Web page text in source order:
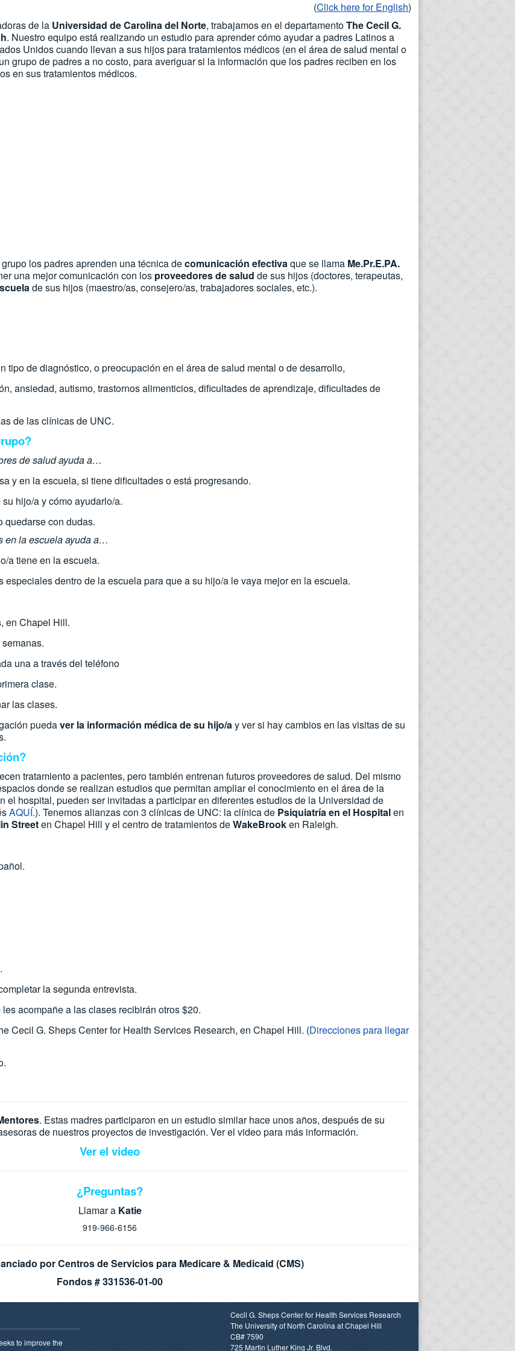
(Click here for English)
de la Universidad de Carolina del Norte, trabajamos en el departamentoThe Cecil G.
. Nuestro equipo está realizando un estudio para aprender cómo ayudar a padres Latinos a
Unidos cuando llevan a sus hijos para tratamientos médicos (en el área de salud mental o
grupo de padres a no costo, para averiguar si la información que los padres reciben en los
en sus tratamientos médicos.
los padres aprenden una técnica decomunicación efectivaque se llama Me.Pr.E.PA.
una mejor comunicación con los proveedores de salud de sus hijos (doctores, terapeutas,
de sus hijos (maestro/as, consejero/as, trabajadores sociales, etc.).
tipo de diagnóstico, o preocupación en el área de salud mental o de desarrollo,
ansiedad, autismo, trastornos alimenticios, dificultades de aprendizaje, dificultades de
de las clínicas de UNC.
de salud ayuda a…
y en la escuela, si tiene dificultades o está progresando.
hijo/a y cómo ayudarlo/a.
quedarse con dudas.
en la escuela ayuda a…
a tiene en la escuela.
dentro de la escuela para que a su hijo/a le vaya mejor en la escuela.
, en Chapel Hill.
una a través del teléfono
clase.
las clases.
puedaver la información médica de su hijo/ay ver si hay cambios en las visitas de su
tratamiento a pacientes, pero también entrenan futuros proveedores de salud. Del mismo
donde se realizan estudios que permitan ampliar el conocimiento en el área de la
el hospital, pueden ser invitadas a participar en diferentes estudios de la Universidad de
AQUÍ.). Tenemos alianzas con 3 clínicas de UNC: la clínica de Psiquiatría en el Hospitalen
Streeten Chapel Hill y el centro de tratamientos deWakeBrooken Raleigh.
la segunda entrevista.
acompañe a las clases recibirán otros $20.
Cecil G. Sheps Center for Health Services Research, en Chapel Hill. (Direcciones para llegar
. Estas madres participaron en un estudio similar hace unos años, después de su
de nuestros proyectos de investigación. Ver el video para más información.
Ver el video
¿Preguntas?
Llamar a Katie
919-966-6156
por Centros de Servicios para Medicare & Medicaid (CMS)
Fondos # 331536-01-00
to improve the
Cecil G. Sheps Center for Health Services Research
The University of North Carolina at Chapel Hill
CB# 7590
725 Martin Luther King Jr. Blvd.